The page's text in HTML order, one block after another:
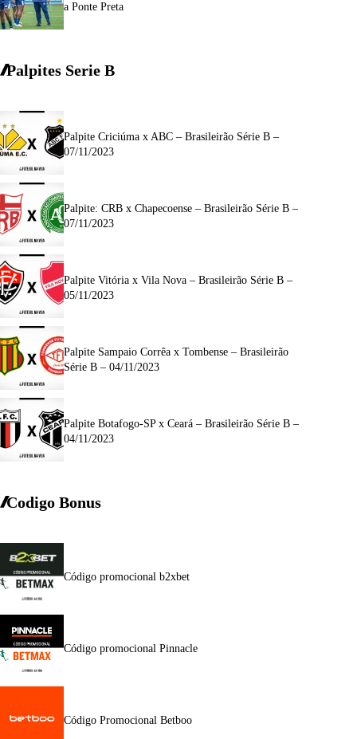
a Ponte Preta
Palpites Serie B
Palpite Criciúma x ABC – Brasileirão Série B –
07/11/2023
Palpite: CRB x Chapecoense – Brasileirão Série B –
07/11/2023
Palpite Vitória x Vila Nova – Brasileirão Série B –
05/11/2023
Palpite Sampaio Corrêa x Tombense – Brasileirão
Série B – 04/11/2023
Palpite Botafogo-SP x Ceará – Brasileirão Série B –
04/11/2023
Codigo Bonus
Código promocional b2xbet
Código promocional Pinnacle
Código Promocional Betboo